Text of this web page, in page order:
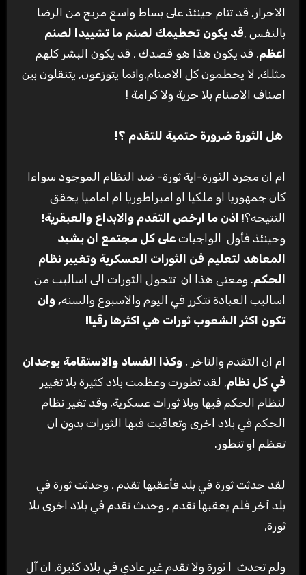
الاحرار, قد تنام حينئذ على بساط واسع مريح من الرضا
بالنفس ,قد يكون تحطيمك لصنم ما تشييدا لصنم
اعظم, قد يكون هذا هو قصدك , قد يكون البشر كلهم
مثلك, لا يحطمون كل الاصنام,وانما يتوزعون, يتنقلون بين
اصناف الاصنام بلا حرية ولا كرامة !
هل الثورة ضرورة حتمية للتقدم ؟!
ام ان مجرد الثورة-اية ثورة- ضد النظام الموجود سواءا
كان جمهوريا او ملكيا او امبراطوريا ام اماميا يحقق
النتيجه؟! اذن ما ارخص التقدم والابداع والعبقرية!
وحينئذ فأول الواجبات على كل مجتمع ان يشيد
المعاهد لتعليم فن الثورات العسكرية وتغيير نظام
الحكم. ومعنى هذا ان تتحول الثورات الى اساليب من
اساليب العبادة تتكرر في اليوم والاسبوع والسنه, وان
تكون اكثر الشعوب ثورات هي اكثرها رقيا!
ام ان التقدم والتاخر , وكذا الفساد والاستقامة يوجدان
في كل نظام, لقد تطورت وعظمت بلاد كثيرة بلا تغيير
لنظام الحكم فيها وبلا ثورات عسكرية, وقد تغير نظام
الحكم في بلاد اخرى وتعاقبت فيها الثورات بدون ان
تعظم او تتطور.
لقد حدثت ثورة في بلد فأعقبها تقدم , وحدثت ثورة في
بلد آخر فلم يعقبها تقدم , وحدث تقدم في بلاد اخرى بلا
ثورة,
ولم تحدث ا ثورة ولا تقدم غير عادي في بلاد كثيرة, ان آل